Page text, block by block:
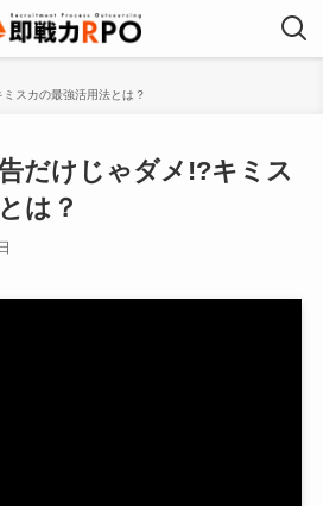
スカの最強活用法とは？
告だけじゃダメ!?キミス
は？